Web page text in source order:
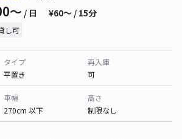
〜 / 日 ¥60〜 / 15分
し可
タイプ
平置き
再入庫
可
車幅
270cm 以下
高さ
制限なし